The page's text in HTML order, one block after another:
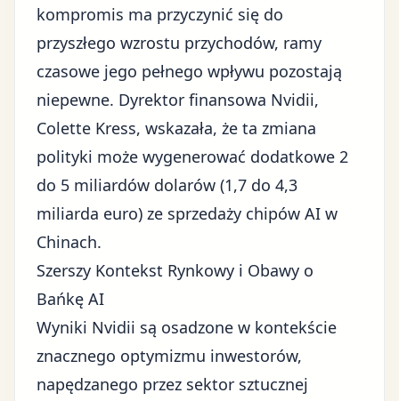
kompromis ma przyczynić się do
przyszłego wzrostu przychodów, ramy
czasowe jego pełnego wpływu pozostają
niepewne. Dyrektor finansowa Nvidii,
Colette Kress, wskazała, że ta zmiana
polityki może wygenerować dodatkowe 2
do 5 miliardów dolarów (1,7 do 4,3
miliarda euro) ze sprzedaży chipów AI w
Chinach.
Szerszy Kontekst Rynkowy i Obawy o
Bańkę AI
Wyniki Nvidii są osadzone w kontekście
znacznego optymizmu inwestorów,
napędzanego przez sektor sztucznej